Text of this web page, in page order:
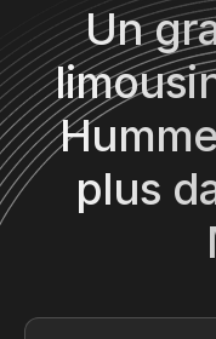
Un
plus